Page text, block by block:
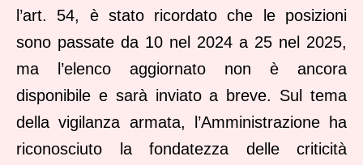
l’art. 54, è stato ricordato che le posizioni
sono passate da 10 nel 2024 a 25 nel 2025,
ma l’elenco aggiornato non è ancora
disponibile e sarà inviato a breve. Sul tema
della vigilanza armata, l’Amministrazione ha
riconosciuto la fondatezza delle criticità